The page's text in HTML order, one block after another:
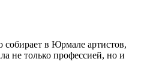
в Юрмале артистов,
не только профессией, но и